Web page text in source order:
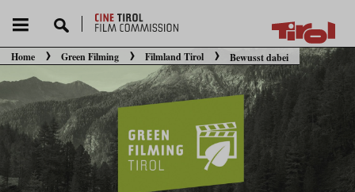
Sie befinden sich hier:
Home Green Filming Filmland Tirol Bewusst dabei